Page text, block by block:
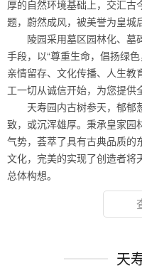
厚的自然环境基础上，交汇古
题，蔚然成风，被美誉为皇城
陵园采用墓区园林化、墓
手段，以“尊重生命，倡扬绿
亲情留存、文化传播、人生教
工一切从诚信开始，为您提供
天寿园内古树参天，郁郁
致，或沉浑雄厚。秉承皇家园
气势，荟萃了具有古典品质的
文化，完美的实现了创造者将
总体构想。
天